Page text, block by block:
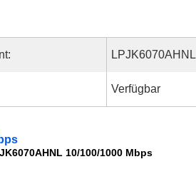
LPJK6070AHNL
Verfügbar
10/100/1000 Mbps